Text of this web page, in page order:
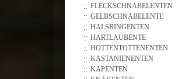
FLECKSCHNABELENTEN
GELBSCHNABELENTE
HALSRINGENTEN
HARTLAUBENTE
HOTTENTOTTENENTEN
KASTANIENENTEN
KAPENTEN